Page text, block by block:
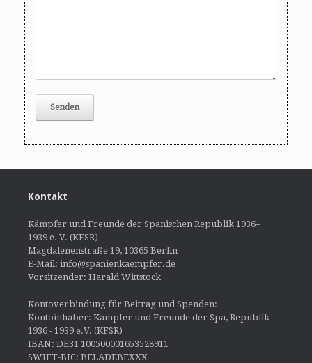
Kontakt
Kämpfer und Freunde der Spanischen Republik 1936–
1939 e. V. (KFSR)
Magdalenenstraße 19, 10365 Berlin
E-Mail: info@spanienkaempfer.de
Vorsitzender: Harald Wittstock
Kontoverbindung für Beitrag und Spenden:
Kontoinhaber: Kämpfer und Freunde der Spa, Republik
1936 - 1939 e.V. (KFSR)
IBAN: DE31 100500001653528911
SWIFT-BIC: BELADEBEXXX